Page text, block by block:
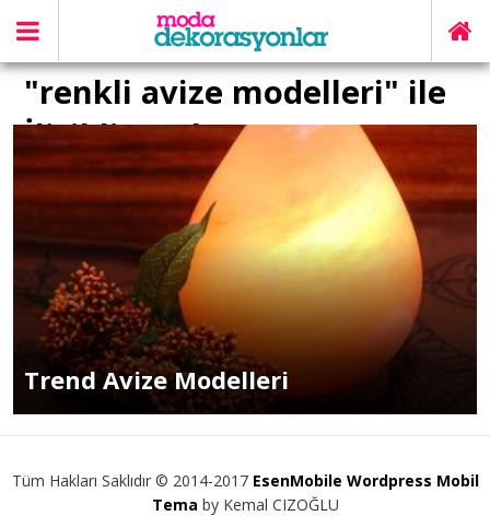
"renkli avize modelleri" ile
İlişikli yazılar
Trend Avize Modelleri
Tüm Hakları Saklıdır © 2014-2017 EsenMobile Wordpress Mobil
Tema by Kemal CIZOĞLU